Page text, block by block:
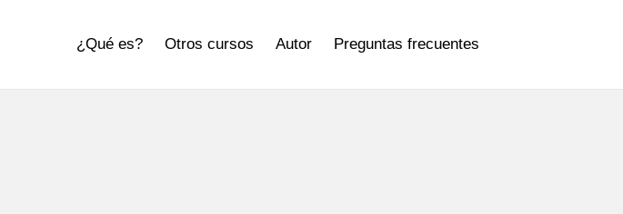
¿Qué es? Otros cursos Autor Preguntas frecuentes